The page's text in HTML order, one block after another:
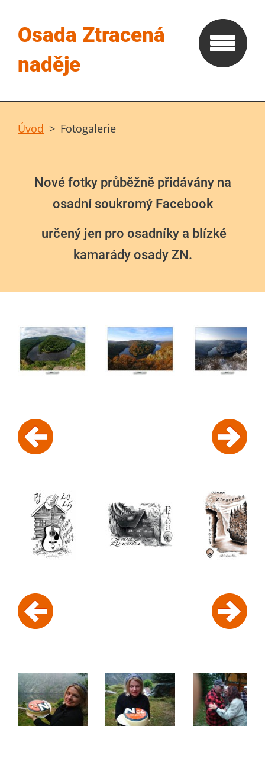
Osada Ztracená
naděje
Úvod > Fotogalerie
Nové fotky průběžně přidávány na
osadní soukromý Facebook
určený jen pro osadníky a blízké
kamarády osady ZN.